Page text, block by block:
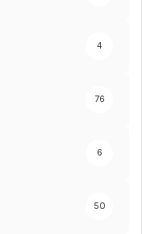
4
76
6
50